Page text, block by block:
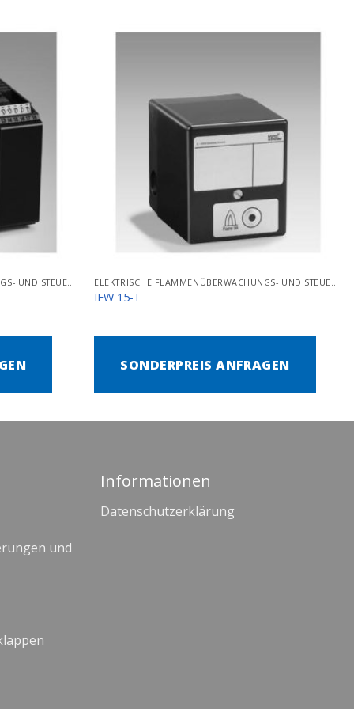
IFW 15-T
SONDERPREIS ANFRAGEN
und
Informationen
Datenschutzerklärung